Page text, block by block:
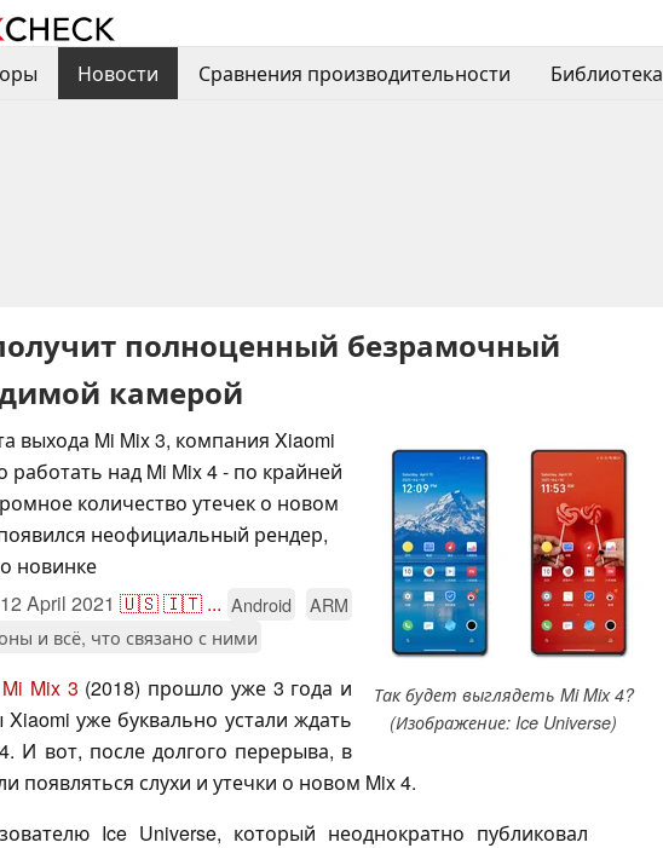
Новости Сравнения производительности Библиотека
полноценный безрамочный
камерой
Так будет выглядеть Mi Mix 4?
(Изображение: Ice Universe)
выхода Mi Mix 3, компания Xiaomi
работать над Mi Mix 4 - по крайней
количество утечек о новом
неофициальный рендер,
новинке
12 April 2021 🇺🇸🇮🇹 ... Android
ARM
и всё, что связано с ними
Mi Mix 3 (2018) прошло уже 3 года и
уже буквально устали ждать
И вот, после долгого перерыва, в
появляться слухи и утечки о новом Mix 4.
Ice Universe, который неоднократно публиковал